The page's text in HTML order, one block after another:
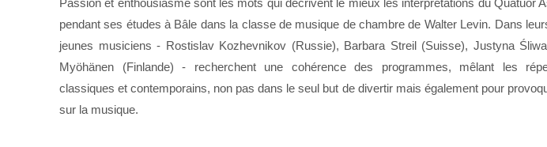
Passion et enthousiasme sont les mots qui décrivent le mieux les interprétations du Quatuor
pendant ses études à Bâle dans la classe de musique de chambre de Walter Levin. Dans
jeunes musiciens - Rostislav Kozhevnikov (Russie), Barbara Streil (Suisse), Justyna
Myöhänen (Finlande) - recherchent une cohérence des programmes, mêlant les
classiques et contemporains, non pas dans le seul but de divertir mais également pour
sur la musique.